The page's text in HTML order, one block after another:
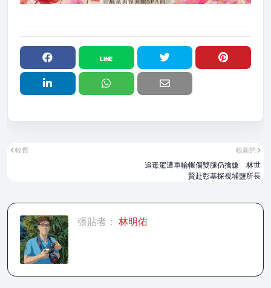
較新的
追毒駕遭車輪輾傷雙腿仍擒嫌 林世
賢赴彰基探視埔鹽所長
較舊
張貼者： 林明佑